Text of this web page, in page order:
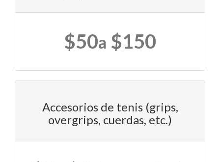
$50a $150
Accesorios de tenis (grips,
overgrips, cuerdas, etc.)